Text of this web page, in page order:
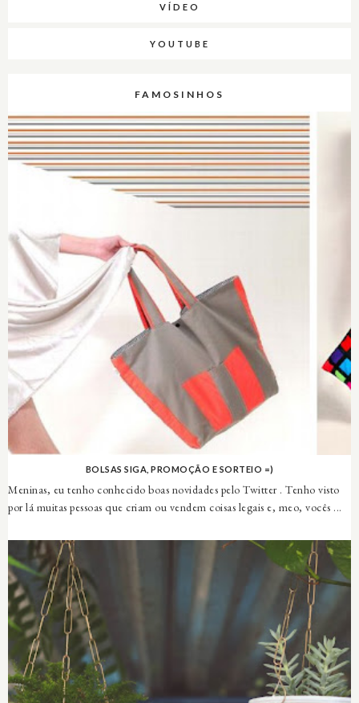
VÍDEO
YOUTUBE
FAMOSINHOS
BOLSAS SIGA, PROMOÇÃO E SORTEIO =)
Meninas, eu tenho conhecido boas novidades pelo Twitter . Tenho visto
por lá muitas pessoas que criam ou vendem coisas legais e, meo, vocês ...